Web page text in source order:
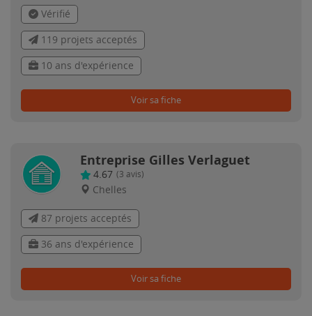
Vérifié
119 projets acceptés
10 ans d'expérience
Voir sa fiche
Entreprise Gilles Verlaguet
4.67 (3 avis)
Chelles
87 projets acceptés
36 ans d'expérience
Voir sa fiche